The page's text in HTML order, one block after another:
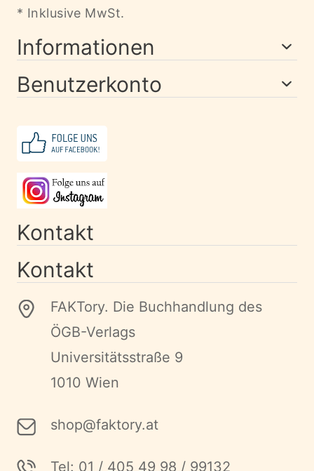
* Inklusive MwSt.
Informationen
Benutzerkonto
Kontakt
Kontakt
FAKTory. Die Buchhandlung des
ÖGB-Verlags
Universitätsstraße 9
1010 Wien
shop@faktory.at
Tel: 01 / 405 49 98 / 99132